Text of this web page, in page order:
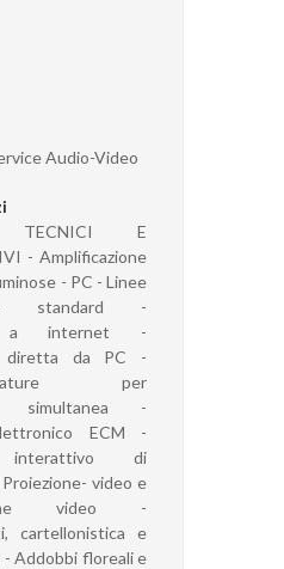
Audio-Video
TECNICI E
- Amplificazione
- PC - Linee
standard -
a internet -
diretta da PC -
per
simultanea -
ECM -
interattivo di
video e
video -
cartellonistica e
- Addobbi floreali e